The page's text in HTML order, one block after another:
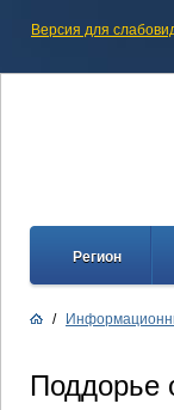
Версия для
Регион
/
Поддорье